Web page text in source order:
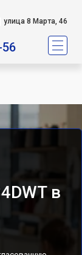
улица 8 Марта, 46
в